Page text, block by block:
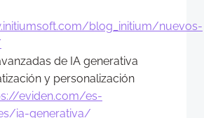
blog_initium/nuevos-
de IA generativa
y personalización
eviden.com/es-
ia-generativa/